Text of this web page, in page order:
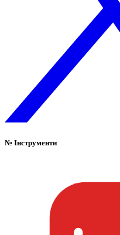
№ Інструменти